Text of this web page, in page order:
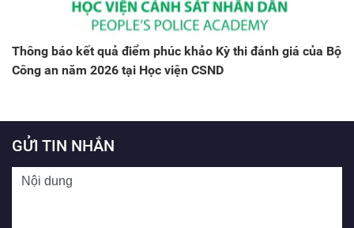
Thông báo kết quả điểm phúc khảo Kỳ thi đánh giá của Bộ
Công an năm 2026 tại Học viện CSND
GỬI TIN NHẮN